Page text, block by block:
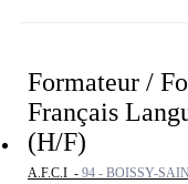
Formateur /
Français
(H/F)
A.F.C.I - 94 - BOISSY-